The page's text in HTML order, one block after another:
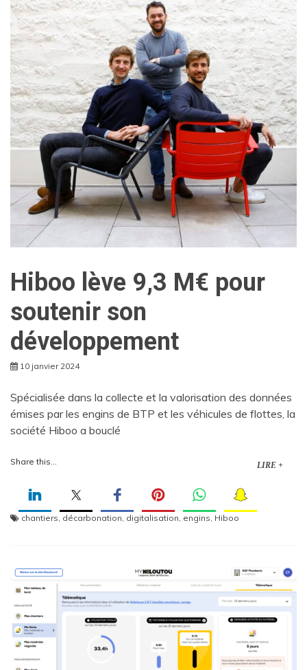
Hiboo lève 9,3 M€ pour
soutenir son
développement
10 janvier 2024
Spécialisée dans la collecte et la valorisation des données
émises par les engins de BTP et les véhicules de flottes, la
société Hiboo a bouclé
Share this... LIRE +
chantiers, décarbonation, digitalisation, engins, Hiboo